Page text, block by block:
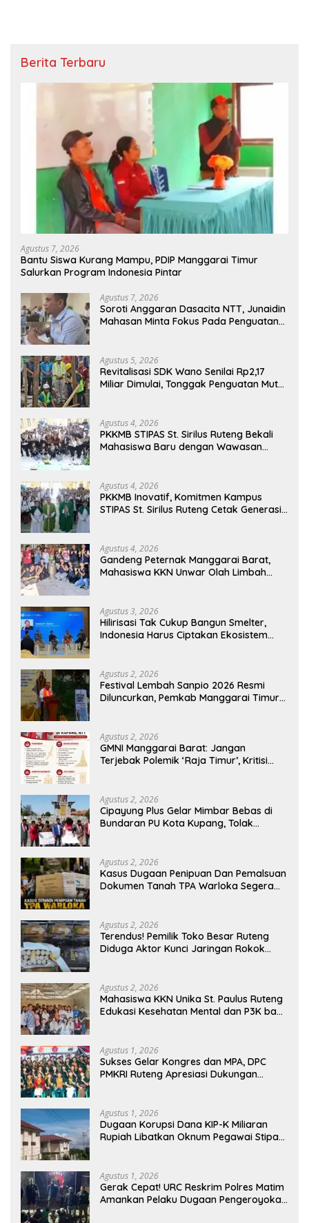
Berita Terbaru
Agustus 7, 2026
Bantu Siswa Kurang Mampu, PDIP Manggarai Timur
Salurkan Program Indonesia Pintar
Agustus 7, 2026
Soroti Anggaran Dasacita NTT, Junaidin
Mahasan Minta Fokus Pada Penguatan
Agustus 5, 2026
Revitalisasi SDK Wano Senilai Rp2,17
Miliar Dimulai, Tonggak Penguatan Mutu
Agustus 4, 2026
PKKMB STIPAS St. Sirilus Ruteng Bekali
Mahasiswa Baru dengan Wawasan
Agustus 4, 2026
PKKMB Inovatif, Komitmen Kampus
STIPAS St. Sirilus Ruteng Cetak Generasi
Agustus 4, 2026
Gandeng Peternak Manggarai Barat,
Mahasiswa KKN Unwar Olah Limbah
Agustus 3, 2026
Hilirisasi Tak Cukup Bangun Smelter,
Indonesia Harus Ciptakan Ekosistem
Agustus 2, 2026
Festival Lembah Sanpio 2026 Resmi
Diluncurkan, Pemkab Manggarai Timur
Agustus 2, 2026
GMNI Manggarai Barat: Jangan
Terjebak Polemik ‘Raja Timur’, Kritisi
Agustus 2, 2026
Cipayung Plus Gelar Mimbar Bebas di
Bundaran PU Kota Kupang, Tolak
Agustus 2, 2026
Kasus Dugaan Penipuan Dan Pemalsuan
Dokumen Tanah TPA Warloka Segera
Memasuki Fase Krusial
Agustus 2, 2026
Terendus! Pemilik Toko Besar Ruteng
Diduga Aktor Kunci Jaringan Rokok
Agustus 2, 2026
Mahasiswa KKN Unika St. Paulus Ruteng
Edukasi Kesehatan Mental dan P3K bagi
Agustus 1, 2026
Sukses Gelar Kongres dan MPA, DPC
PMKRI Ruteng Apresiasi Dukungan
Agustus 1, 2026
Dugaan Korupsi Dana KIP-K Miliaran
Rupiah Libatkan Oknum Pegawai Stipas
Agustus 1, 2026
Gerak Cepat! URC Reskrim Polres Matim
Amankan Pelaku Dugaan Pengeroyokan